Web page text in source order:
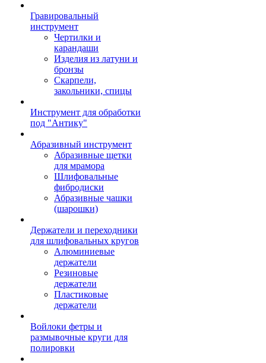
Гравировальный
инструмент
Чертилки и
карандаши
Изделия из латуни и
бронзы
Скарпели,
закольники, спицы
Инструмент для обработки
под "Антику"
Абразивный инструмент
Абразивные щетки
для мрамора
Шлифовальные
фибродиски
Абразивные чашки
(шарошки)
Держатели и переходники
для шлифовальных кругов
Алюминиевые
держатели
Резиновые
держатели
Пластиковые
держатели
Войлоки фетры и
размывочные круги для
полировки